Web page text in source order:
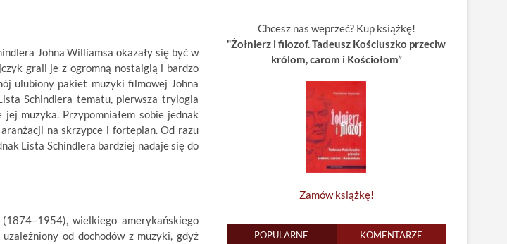
Johna Williamsa okazały się być w
grali je z ogromną nostalgią i bardzo
ulubiony pakiet muzyki filmowej Johna
Schindlera tematu, pierwsza trylogia
muzyka. Przypomniałem sobie jednak
na skrzypce i fortepian. Od razu
Lista Schindlera bardziej nadaje się do
wielkiego amerykańskiego
od dochodów z muzyki, gdyż
Chcesz nas weprzeć? Kup książkę!
"Żołnierz i filozof. Tadeusz Kościuszko przeciw
królom, carom i Kościołom”
Zamów książkę!
POPULARNE KOMENTARZE